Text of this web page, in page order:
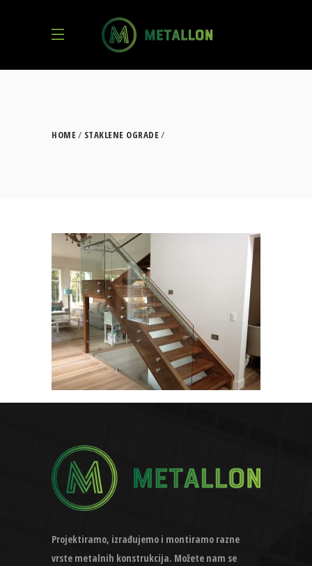
HOME STAKLENE OGRADE
Projektiramo, izrađujemo i montiramo razne
vrste metalnih konstrukcija. Možete nam se